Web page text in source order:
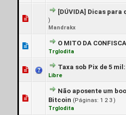
[DÚVIDA] Dicas para
)
Mandrakx
0 Voto(s) - 0 de 5 em média
O MITO DA
Trglodita
0 Voto(s) - 0 de 5 em média
12345
Taxa sob Pix de 5
Libre
0 Voto(s) - 0 de 5 em média
123 45
Não aposente um
Bitcoin (Páginas: 1 2 3 )
Trglodita
0 Voto(s) - 0 de 5 em média
12 3 4 5